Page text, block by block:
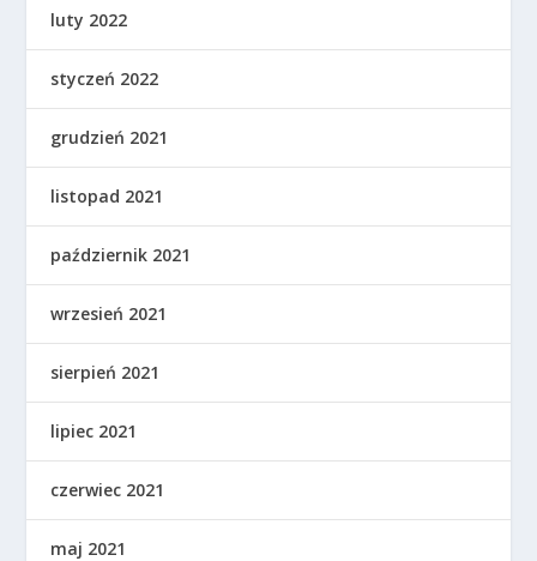
luty 2022
styczeń 2022
grudzień 2021
listopad 2021
październik 2021
wrzesień 2021
sierpień 2021
lipiec 2021
czerwiec 2021
maj 2021